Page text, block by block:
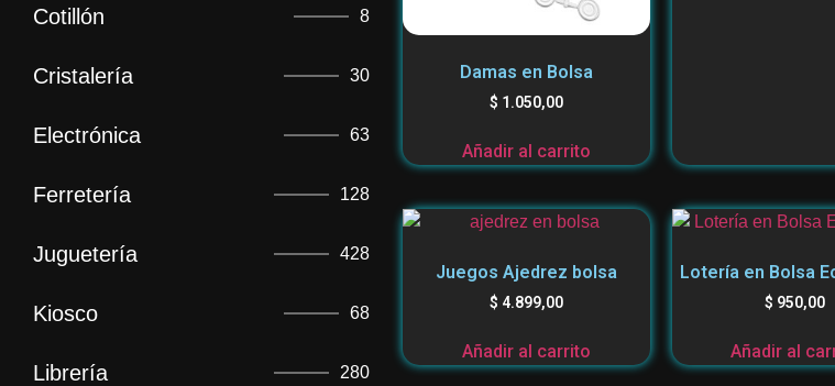
Cotillón 8
Cristalería 30
Electrónica 63
Ferretería 128
Juguetería 428
Kiosco 68
Librería 280
Damas en Bolsa
$ 1.050,00
Añadir al carrito
Juegos Ajedrez bolsa
$ 4.899,00
Añadir al carrito
Lotería en Bolsa
$ 950,00
Añadir al